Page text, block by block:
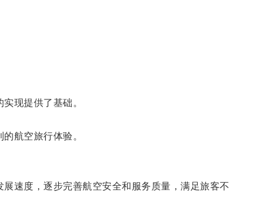
现提供了基础。
航空旅行体验。
速度，逐步完善航空安全和服务质量，满足旅客不